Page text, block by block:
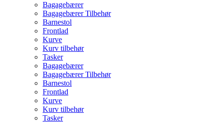
Bagagebærer
Bagagebærer Tilbehør
Barnestol
Frontlad
Kurve
Kurv tilbehør
Tasker
Bagagebærer
Bagagebærer Tilbehør
Barnestol
Frontlad
Kurve
Kurv tilbehør
Tasker